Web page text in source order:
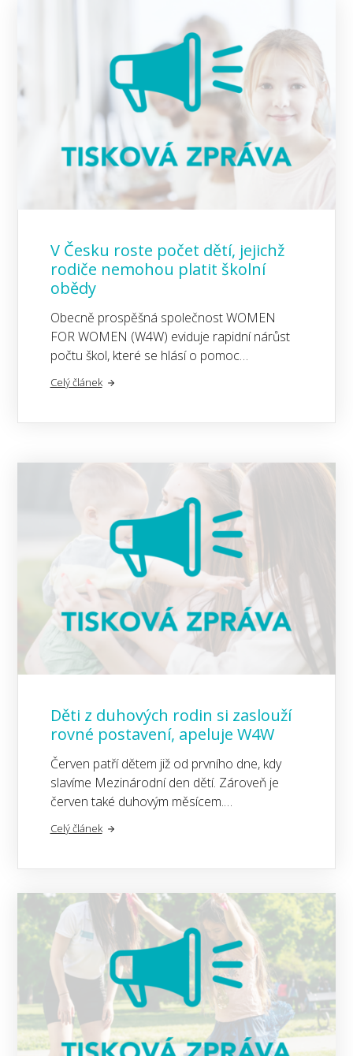
V Česku roste počet dětí, jejichž
rodiče nemohou platit školní
obědy
Obecně prospěšná společnost WOMEN
FOR WOMEN (W4W) eviduje rapidní nárůst
počtu škol, které se hlásí o pomoc…
Celý článek
Děti z duhových rodin si zaslouží
rovné postavení, apeluje W4W
Červen patří dětem již od prvního dne, kdy
slavíme Mezinárodní den dětí. Zároveň je
červen také duhovým měsícem.…
Celý článek